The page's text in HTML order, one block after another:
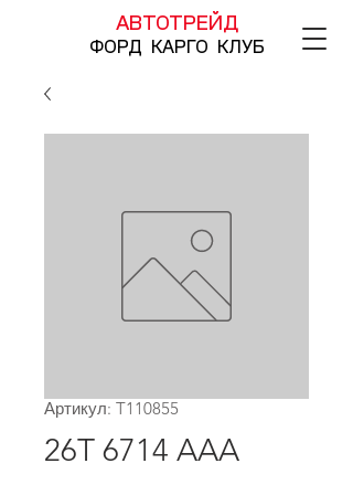
АВТОТРЕЙД
ФОРД КАРГО КЛУБ
Артикул: T110855
26T 6714 AAA